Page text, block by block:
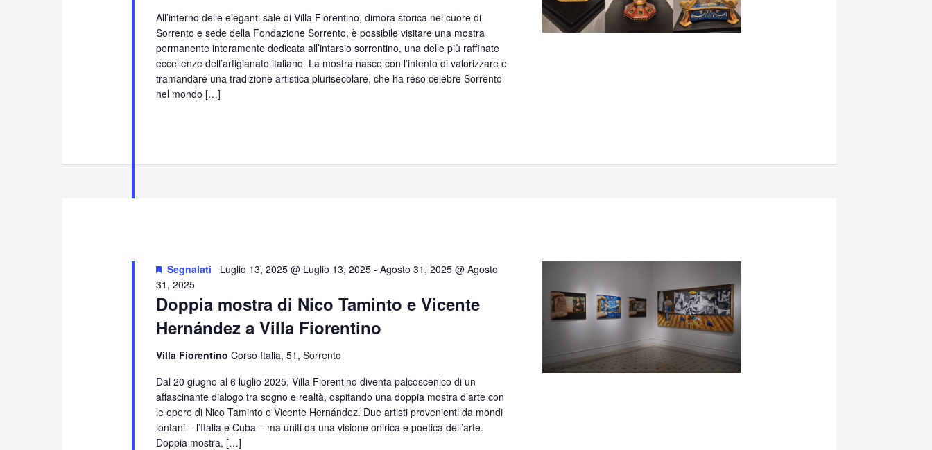
All’interno delle eleganti sale di Villa Fiorentino, dimora storica nel cuore di
Sorrento e sede della Fondazione Sorrento, è possibile visitare una mostra
permanente interamente dedicata all’intarsio sorrentino, una delle più raffinate
eccellenze dell’artigianato italiano. La mostra nasce con l’intento di valorizzare e
tramandare una tradizione artistica plurisecolare, che ha reso celebre Sorrento
nel mondo […]
Doppia mostra di Nico Taminto e Vicente
Hernández a Villa Fiorentino
Segnalati Luglio 13, 2025 @ Luglio 13, 2025 -Agosto 31, 2025 @ Agosto
31, 2025
Villa FiorentinoCorso Italia, 51, Sorrento
Dal 20 giugno al 6 luglio 2025, Villa Fiorentino diventa palcoscenico di un
affascinante dialogo tra sogno e realtà, ospitando una doppia mostra d’arte con
le opere di Nico Taminto e Vicente Hernández. Due artisti provenienti da mondi
lontani – l’Italia e Cuba – ma uniti da una visione onirica e poetica dell’arte.
Doppia mostra, […]